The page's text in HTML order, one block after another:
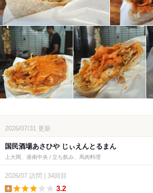
2026/07/31 更新
国民酒場あさひや じぃえんとるまん
上大岡、港南中央 / 立ち飲み、馬肉料理
2026/07 訪問 34回目
3.2